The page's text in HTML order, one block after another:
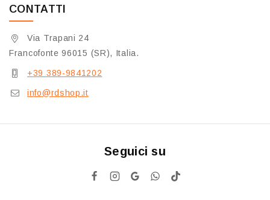
CONTATTI
Via Trapani 24
Francofonte 96015 (SR), Italia.
+39 389-9841202
info@rdshop.it
Seguici su